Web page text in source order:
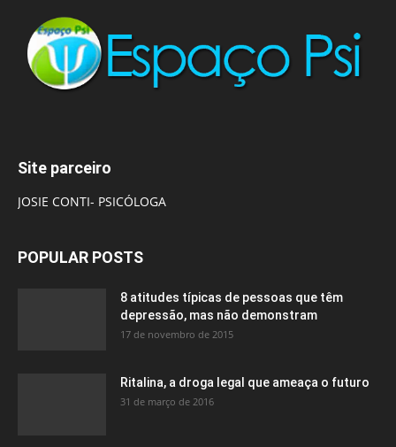
Site parceiro
JOSIE CONTI- PSICÓLOGA
POPULAR POSTS
8 atitudes típicas de pessoas que têm
depressão, mas não demonstram
17 de novembro de 2015
Ritalina, a droga legal que ameaça o futuro
31 de março de 2016